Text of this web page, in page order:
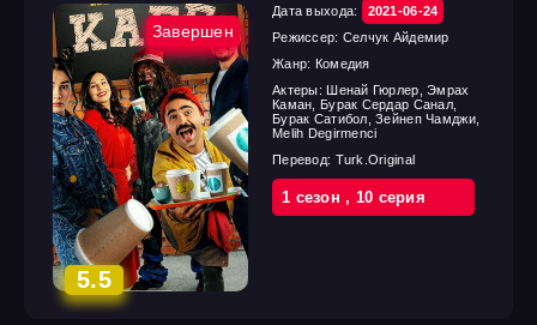
Завершен
5.5
Дата выхода:
2021-06-24
Режиссер: Селчук Айдемир
Жанр: Комедия
Актеры: Шенай Гюрлер, Эмрах
Каман, Бурак Сердар Санал,
Бурак Сатибол, Зейнеп Чамджи,
Melih Degirmenci
Перевод: Turk.Original
1 cезон, 10 cерия